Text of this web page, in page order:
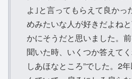
よ｣と言ってもらえて良かっ
めみたいな人が好きだよね
かにそうだと思いました。
聞いた時、いくつか答えて
しあほなところ”でした。2